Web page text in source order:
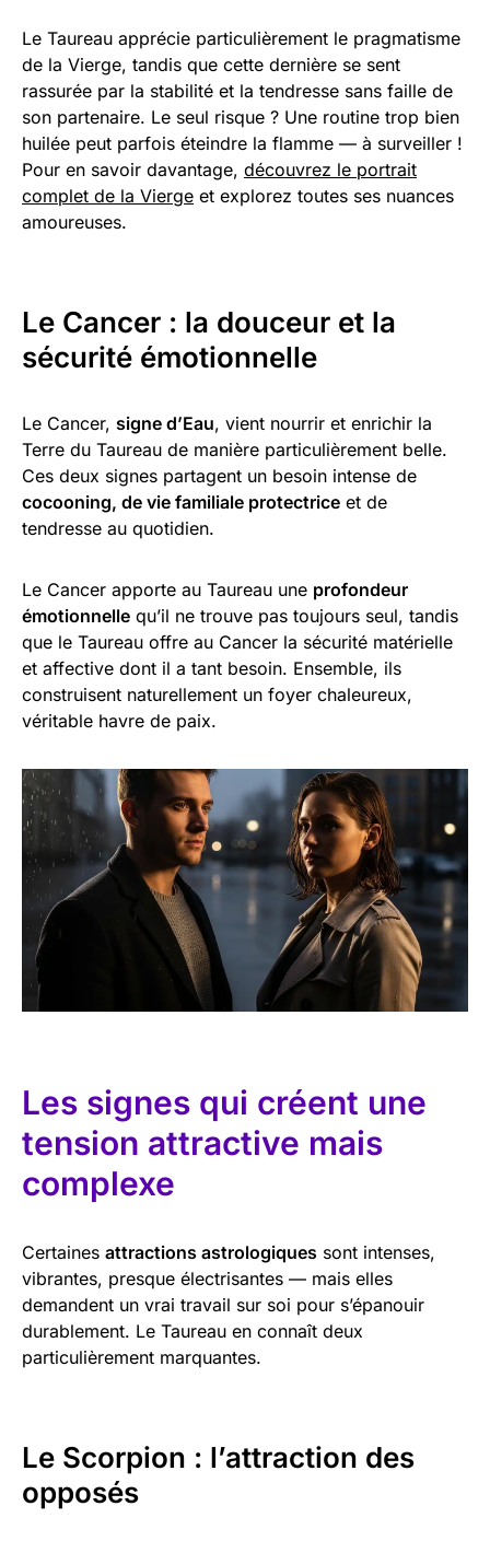
Le Taureau apprécie particulièrement le pragmatisme
de la Vierge, tandis que cette dernière se sent
rassurée par la stabilité et la tendresse sans faille de
son partenaire. Le seul risque ? Une routine trop bien
huilée peut parfois éteindre la flamme — à surveiller !
Pour en savoir davantage, découvrez le portrait
complet de la Vierge et explorez toutes ses nuances
amoureuses.
Le Cancer : la douceur et la
sécurité émotionnelle
Le Cancer, signe d’Eau, vient nourrir et enrichir la
Terre du Taureau de manière particulièrement belle.
Ces deux signes partagent un besoin intense de
cocooning, de vie familiale protectrice et de
tendresse au quotidien.
Le Cancer apporte au Taureau une profondeur
émotionnelle qu’il ne trouve pas toujours seul, tandis
que le Taureau offre au Cancer la sécurité matérielle
et affective dont il a tant besoin. Ensemble, ils
construisent naturellement un foyer chaleureux,
véritable havre de paix.
Les signes qui créent une
tension attractive mais
complexe
Certaines attractions astrologiques sont intenses,
vibrantes, presque électrisantes — mais elles
demandent un vrai travail sur soi pour s’épanouir
durablement. Le Taureau en connaît deux
particulièrement marquantes.
Le Scorpion : l’attraction des
opposés